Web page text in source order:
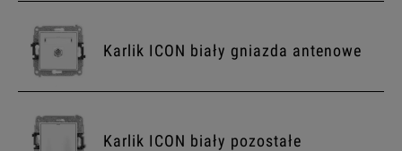
Karlik ICON biały gniazda antenowe
Karlik ICON biały pozostałe